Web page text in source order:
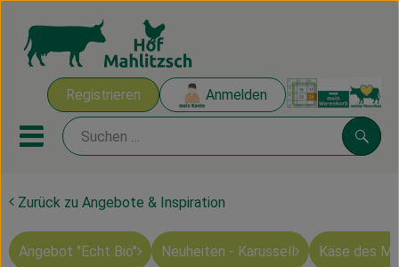
Registrieren Anmelden
Mobiles Menu öffnen oder
Ökokisten
Mahlitzscher Produkte
Zurück zu Angebote & Inspiration
Angebot "Echt Bio" Neuheiten - Karussell Käse des